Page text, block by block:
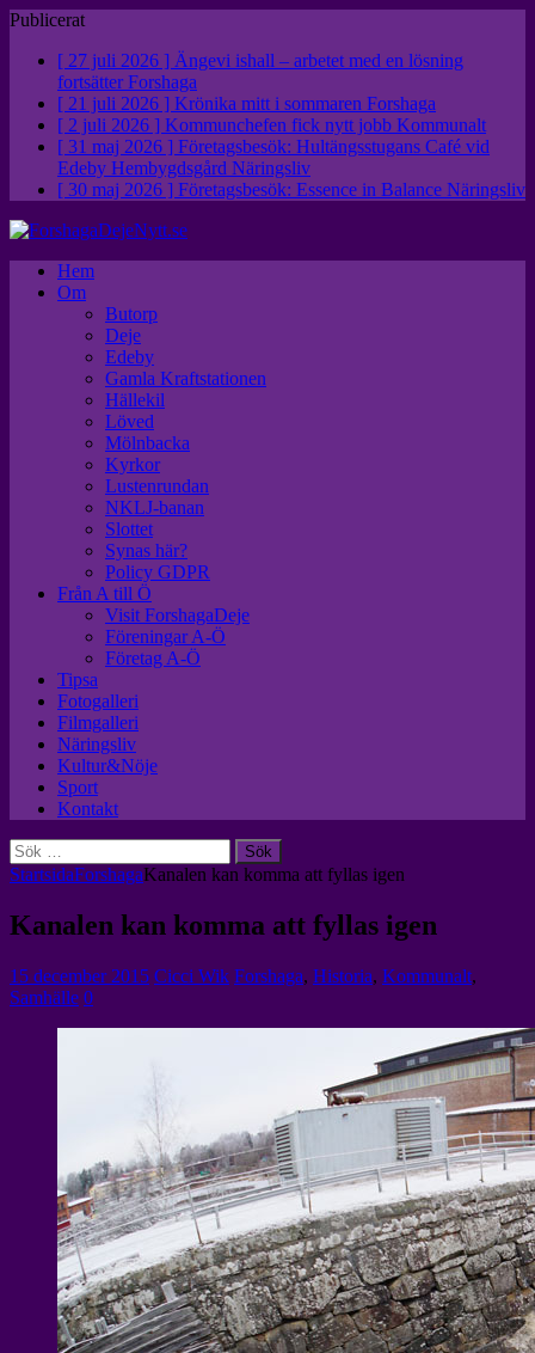
Publicerat
[ 27 juli 2026 ] Ängevi ishall – arbetet med en lösning
fortsätter Forshaga
[ 21 juli 2026 ] Krönika mitt i sommaren Forshaga
[ 2 juli 2026 ] Kommunchefen fick nytt jobb Kommunalt
[ 31 maj 2026 ] Företagsbesök: Hultängsstugans Café vid
Edeby Hembygdsgård Näringsliv
[ 30 maj 2026 ] Företagsbesök: Essence in Balance Näringsliv
Hem
Om
Butorp
Deje
Edeby
Gamla Kraftstationen
Hällekil
Löved
Mölnbacka
Kyrkor
Lustenrundan
NKLJ-banan
Slottet
Synas här?
Policy GDPR
Från A till Ö
Visit ForshagaDeje
Föreningar A-Ö
Företag A-Ö
Tipsa
Fotogalleri
Filmgalleri
Näringsliv
Kultur&Nöje
Sport
Kontakt
Sök
efter:
StartsidaForshagaKanalen kan komma att fyllas igen
Kanalen kan komma att fyllas igen
15 december 2015 Cicci Wik Forshaga, Historia, Kommunalt,
Samhälle 0